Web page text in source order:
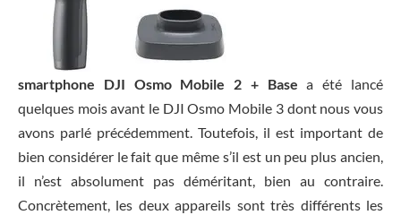
smartphone DJI Osmo Mobile 2 + Base a été lancé
quelques mois avant le DJI Osmo Mobile 3 dont nous vous
avons parlé précédemment. Toutefois, il est important de
bien considérer le fait que même s’il est un peu plus ancien,
il n’est absolument pas déméritant, bien au contraire.
Concrètement, les deux appareils sont très différents les